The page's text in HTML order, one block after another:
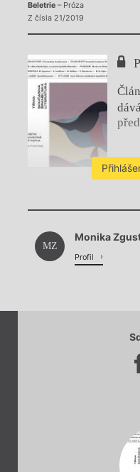
Beletrie– Próza
Z čísla 21/2019
MZ
Monika
Profil